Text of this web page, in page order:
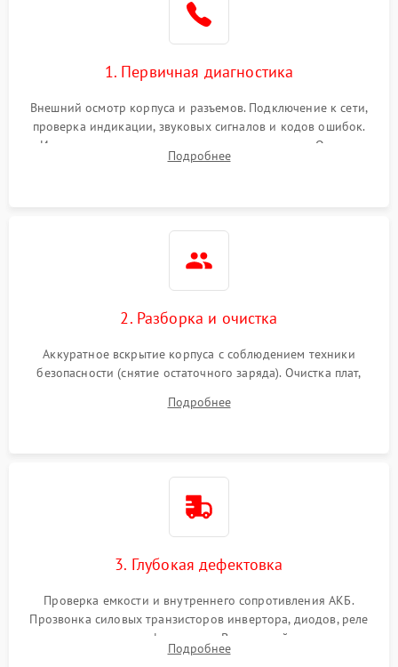
1. Первичная диагностика
Внешний осмотр корпуса и разъемов. Подключение к сети,
проверка индикации, звуковых сигналов и кодов ошибок.
Измерение входного и выходного напряжения. Оценка
реакции ИБП на отключение основного питания без
Подробнее
2. Разборка и очистка
Аккуратное вскрытие корпуса с соблюдением техники
безопасности (снятие остаточного заряда). Очистка плат,
и кистей для предотвращения перегрева и замыканий.
Подробнее
3. Глубокая дефектовка
Проверка емкости и внутреннего сопротивления АКБ.
Прозвонка силовых транзисторов инвертора, диодов, реле
переключения и трансформатора. Визуальный поиск вздутых
конденсаторов и прогаров на печатной плате.
Подробнее